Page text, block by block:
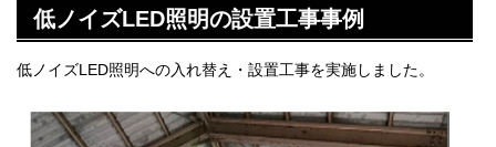
低ノイズLED照明の設置工事事例
低ノイズLED照明への入れ替え・設置工事を実施しました。